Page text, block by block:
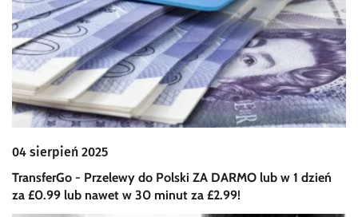
04 sierpień 2025
TransferGo - Przelewy do Polski ZA DARMO lub w 1 dzień
za £0.99 lub nawet w 30 minut za £2.99!